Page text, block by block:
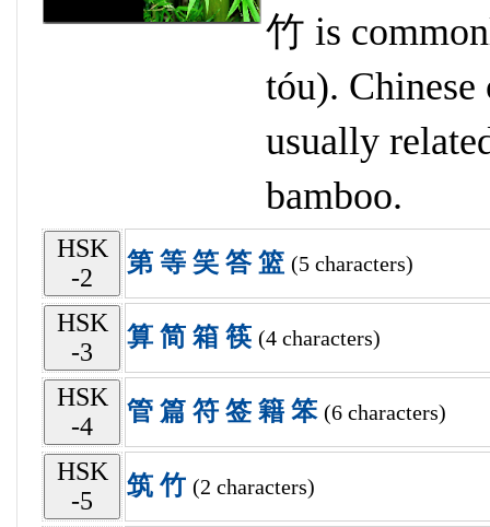
竹 is
tóu).
usually
bamboo.
HSK
-2
第 等 笑 答 篮 (5 characters)
HSK
-3
算 简 箱 筷 (4 characters)
HSK
-4
管 篇 符 签 籍 笨 (6 characters)
HSK
-5
筑 竹 (2 characters)